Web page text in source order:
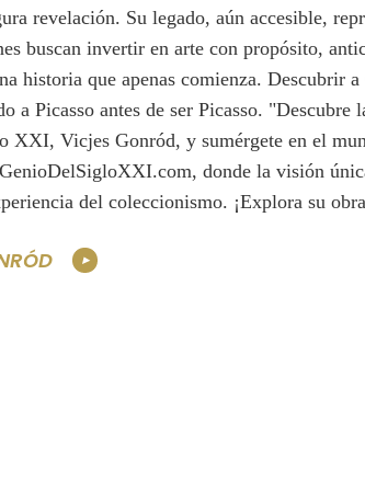
revelación. Su legado, aún accesible,
buscan invertir en arte con propósito,
historia que apenas comienza. Descubrir
a Picasso antes de ser Picasso. "Descubre
XXI, Vicjes Gonród, y sumérgete en el
donde la visión
del coleccionismo. ¡Explora su